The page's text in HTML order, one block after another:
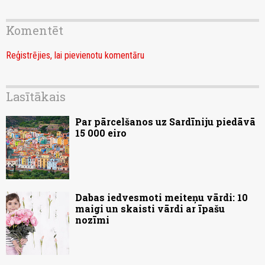
Komentēt
Reģistrējies, lai pievienotu komentāru
Lasītākais
Par pārcelšanos uz Sardīniju piedāvā
15 000 eiro
Dabas iedvesmoti meiteņu vārdi: 10
maigi un skaisti vārdi ar īpašu
nozīmi